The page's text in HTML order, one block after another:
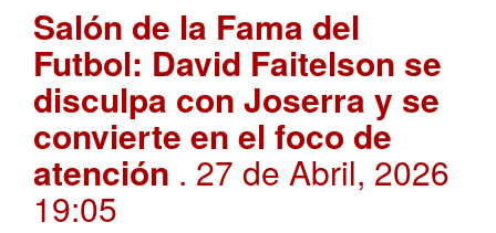
Salón de la Fama del
Futbol: David Faitelson se
disculpa con Joserra y se
convierte en el foco de
atención . 27 de Abril, 2026
19:05